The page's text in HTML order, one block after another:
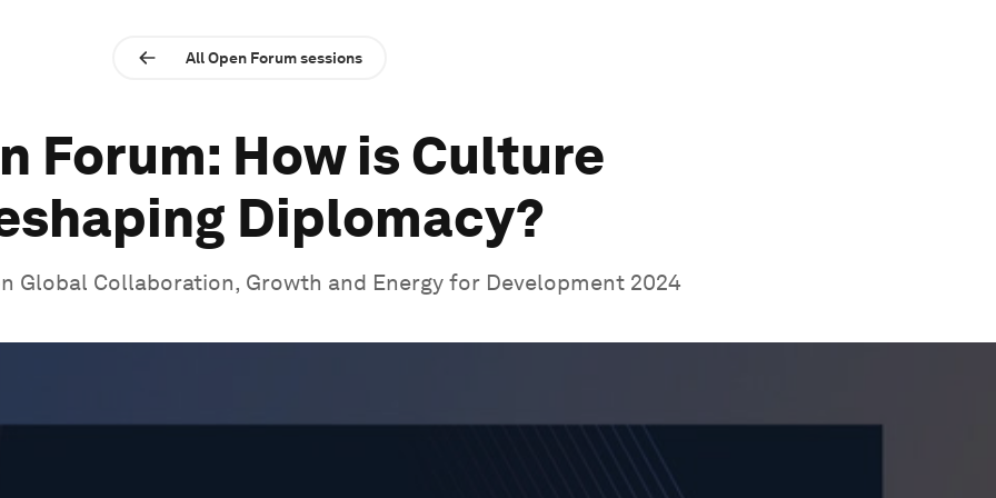
All Open Forum sessions
Forum: How is Culture
Diplomacy?
Global Collaboration, Growth and Energy for Development 2024